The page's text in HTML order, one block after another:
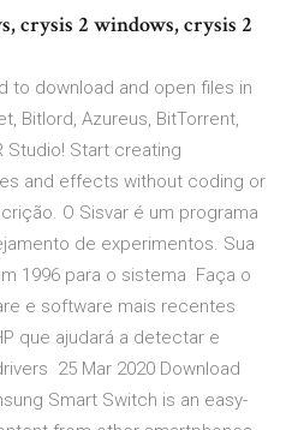
crysis 2 windows, crysis 2
to download and open files in
Bitlord, Azureus, BitTorrent,
Studio! Start creating
and effects without coding or
O Sisvar é um programa
de experimentos. Sua
1996 para o sistema Faça o
e software mais recentes
que ajudará a detectar e
25 Mar 2020 Download
Smart Switch is an easy-